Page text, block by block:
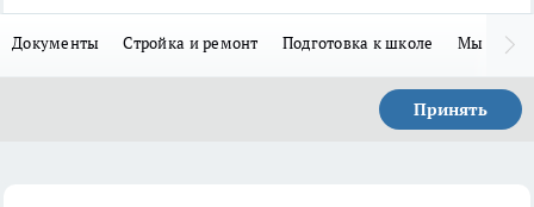
Документы Стройка и ремонт Подготовка к школе Мы в MAX
Принять